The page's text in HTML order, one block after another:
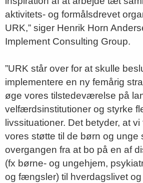
aktivitets- og formålsdrevet
URK,” siger Henrik Horn
Implement Consulting Group.
”URK står over for at skulle
implementere en ny femårig
øge vores tilstedeværelse på
velfærdsinstitutioner og styrke
livssituationer. Det betyder, at
vores støtte til de børn og unge
overgangen fra at bo på en af
(fx børne- og ungehjem,
og fængsler) til hverdagslivet